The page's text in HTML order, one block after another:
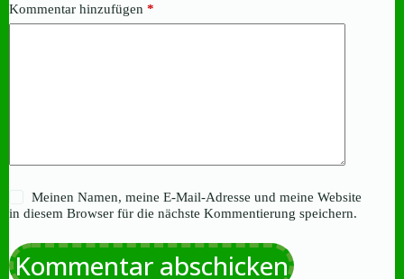
Kommentar hinzufügen *
Meinen Namen, meine E-Mail-Adresse und meine Website
in diesem Browser für die nächste Kommentierung speichern.
Kommentar abschicken